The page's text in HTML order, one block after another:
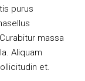
purus
massa
Aliquam
et.